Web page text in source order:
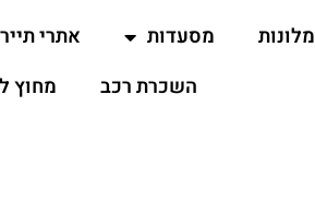
מלונות מסעדות אתרי
השכרת רכב
מחוץ